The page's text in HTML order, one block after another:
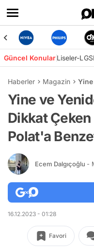
Güncel KonularLiseler-LGS
Haberler Magazin
Yine ve
Dikkat
Polat'a
Ecem Dalgıçoğlu -
16.12.2023 - 01:28
Favori